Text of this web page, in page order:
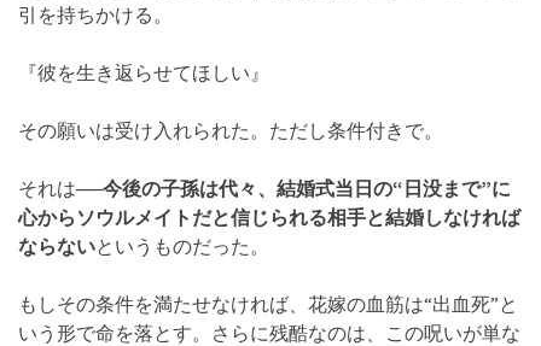
引を持ちかける。
『彼を生き返らせてほしい』
その願いは受け入れられた。ただし条件付きで。
それは──今後の子孫は代々、結婚式当日の“日没まで”に
心からソウルメイトだと信じられる相手と結婚しなければ
ならないというものだった。
もしその条件を満たせなければ、花嫁の血筋は“出血死”と
いう形で命を落とす。さらに残酷なのは、この呪いが単な